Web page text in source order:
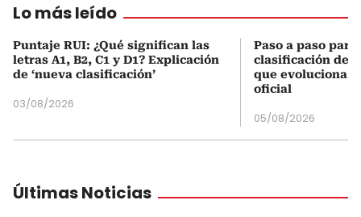
Lo más leído
Puntaje RUI: ¿Qué significan las
letras A1, B2, C1 y D1? Explicación
de ‘nueva clasificación’
03/08/2026
Paso a paso
clasificación del
que evoluciona
oficial
05/08/2026
Últimas Noticias